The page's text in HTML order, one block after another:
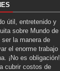
útil, entretenido y
sobre Mundo de
la manera de
el enorme trabajo
¡No es obligación!
cubrir costos de